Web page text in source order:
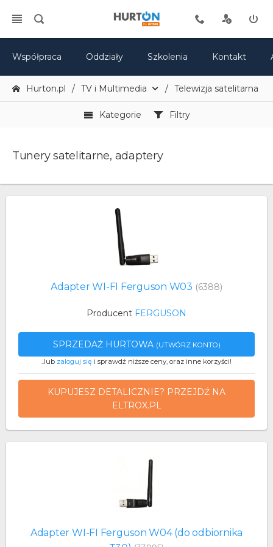
Współpraca Oddziały Szkolenia Kontakt
Hurton.pl TV i Multimedia Telewizja satelitarna -
Kategorie Filtry
Tunery satelitarne, adaptery
Adapter WI-FI Ferguson W03 (6388)
Producent FERGUSON
SPRZEDAŻ HURTOWA (UTWÓRZ KONTO)
..lub zaloguj się i sprawdź niższe ceny, oraz inne korzyści!
KUPUJESZ DETALICZNIE? PRZEJDŹ NA
ELTROX.PL
Adapter WI-FI Ferguson W04 (do odbiornika